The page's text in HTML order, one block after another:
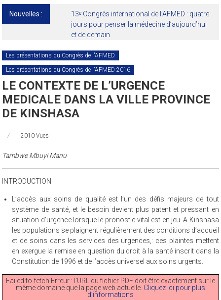
Nouvelles :
13ᵉ Congrès international de l’AFMED : quatre
jours pour penser la médecine d’aujourd’hui
et de demain
Les présentations du Congrès de l'AFMED
Les présentations du Congrès de l'AFMED 2016
LE CONTEXTE DE L’URGENCE
MEDICALE DANS LA VILLE PROVINCE
DE KINSHASA
2010 Vues
Tambwe Mbuyi Manu
INTRODUCTION
L’accès aux soins de qualité est l’un des défis majeurs de tout
système de santé, et le besoin devient plus patent et pressant en
situation d’urgence lorsque le pronostic vital est en jeu. A Kinshasa
les populations se plaignent régulièrement des conditions d’accueil
et de soins dans les services des urgences,: ces plaintes mettent
en exergue la remise en question du droit à la santé inscrit dans la
Constitution de 1996 et de l’accès universel aux soins urgents.
Failed to fetch Erreur : l’URL du fichier PDF doit être exactement sur le
même domaine que la page web actuelle. Cliquez ici pour plus
d’informations